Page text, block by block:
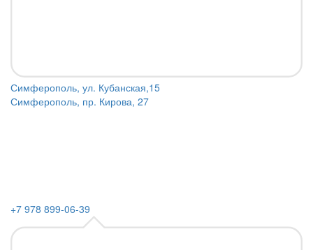
Симферополь, ул. Кубанская,15
Симферополь, пр. Кирова, 27
+7 978 899-06-39